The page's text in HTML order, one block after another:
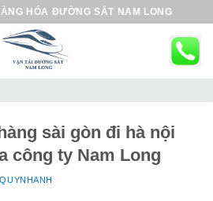
HÓA ĐƯỜNG SẮT NAM LONG
sài gòn đi hà nội
công ty Nam Long
QUYNHANH